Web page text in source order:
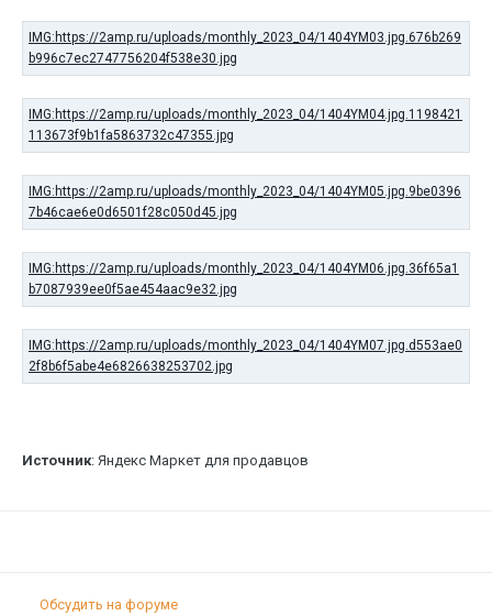
Источник: Яндекс Маркет для продавцов
Обсудить на форуме